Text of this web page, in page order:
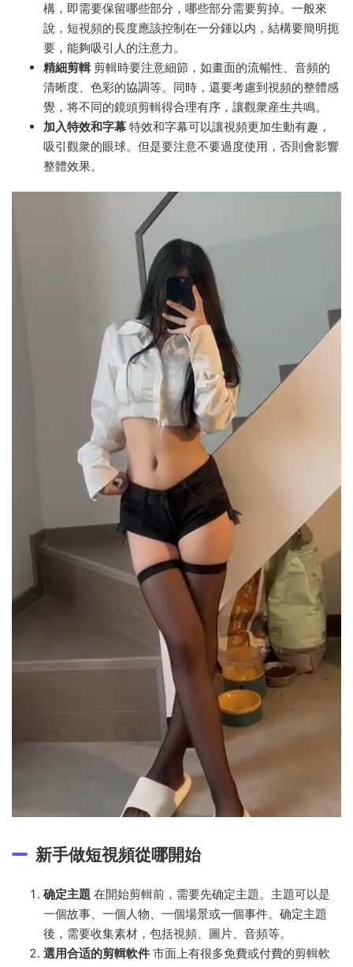
構，即需要保留哪些部分，哪些部分需要剪掉。一般來
說，短視頻的長度應該控制在一分鍾以内，結構要簡明扼
要，能夠吸引人的注意力。
精細剪輯剪輯時要注意細節，如畫面的流暢性、音頻的
清晰度、色彩的協調等。同時，還要考慮到視頻的整體感
覺，将不同的鏡頭剪輯得合理有序，讓觀衆産生共鳴。
加入特效和字幕 特效和字幕可以讓視頻更加生動有趣，
吸引觀衆的眼球。但是要注意不要過度使用，否則會影響
整體效果。
新手做短視頻從哪開始
确定主題 在開始剪輯前，需要先确定主題。主題可以是
一個故事、一個人物、一個場景或一個事件。确定主題
後，需要收集素材，包括視頻、圖片、音頻等。
選用合适的剪輯軟件 市面上有很多免費或付費的剪輯軟